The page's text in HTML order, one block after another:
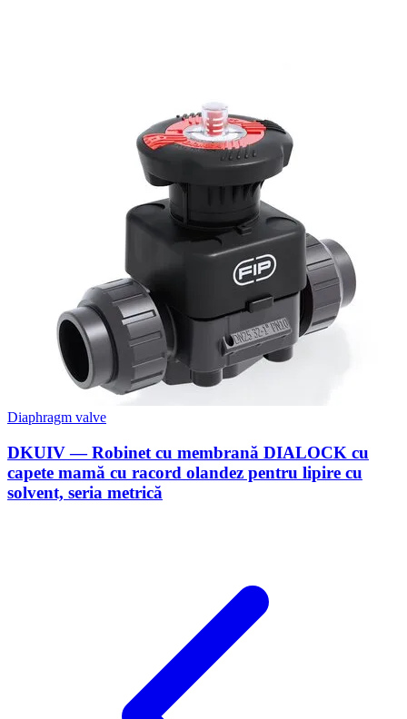
Diaphragm valve
DKUIV — Robinet cu membrană DIALOCK cu
capete mamă cu racord olandez pentru lipire cu
solvent, seria metrică